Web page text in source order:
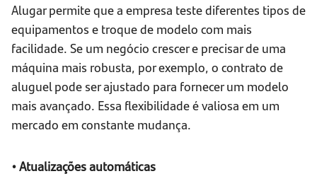
Alugar permite que a empresa teste diferentes tipos de
equipamentos e troque de modelo com mais
facilidade. Se um negócio crescer e precisar de uma
máquina mais robusta, por exemplo, o contrato de
aluguel pode ser ajustado para fornecer um modelo
mais avançado. Essa flexibilidade é valiosa em um
mercado em constante mudança.
• Atualizações automáticas